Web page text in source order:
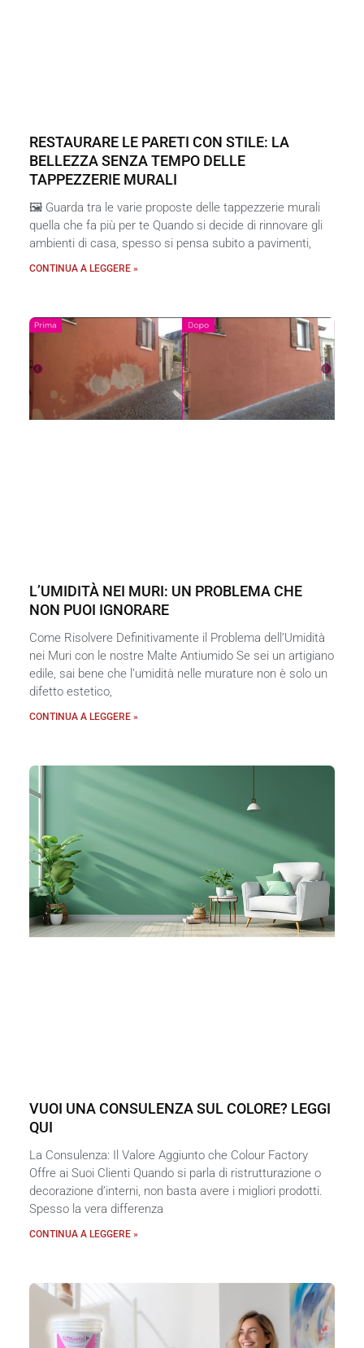
RESTAURARE LE PARETI CON STILE: LA
BELLEZZA SENZA TEMPO DELLE
TAPPEZZERIE MURALI
🖼️ Guarda tra le varie proposte delle tappezzerie murali
quella che fa più per te Quando si decide di rinnovare gli
ambienti di casa, spesso si pensa subito a pavimenti,
CONTINUA A LEGGERE »
L’UMIDITÀ NEI MURI: UN PROBLEMA CHE
NON PUOI IGNORARE
Come Risolvere Definitivamente il Problema dell’Umidità
nei Muri con le nostre Malte Antiumido Se sei un artigiano
edile, sai bene che l’umidità nelle murature non è solo un
difetto estetico,
CONTINUA A LEGGERE »
VUOI UNA CONSULENZA SUL COLORE? LEGGI
QUI
La Consulenza: Il Valore Aggiunto che Colour Factory
Offre ai Suoi Clienti Quando si parla di ristrutturazione o
decorazione d’interni, non basta avere i migliori prodotti.
Spesso la vera differenza
CONTINUA A LEGGERE »